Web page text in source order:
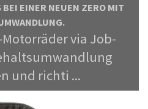
EINER NEUEN ZERO MIT
via Job-
und richti ...